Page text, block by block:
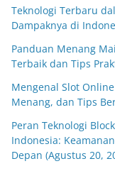
Teknologi Terbaru
Dampaknya di
Panduan Menang
Terbaik dan Tips
Mengenal Slot
Menang, dan Tips
Peran Teknologi
Indonesia:
Depan (Agustus 20,